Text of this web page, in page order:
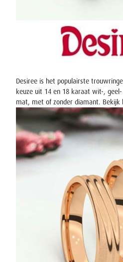
Desiree is het populairste
keuze uit 14 en 18 karaat wit-, geel-
mat, met of zonder diamant. Bekijk